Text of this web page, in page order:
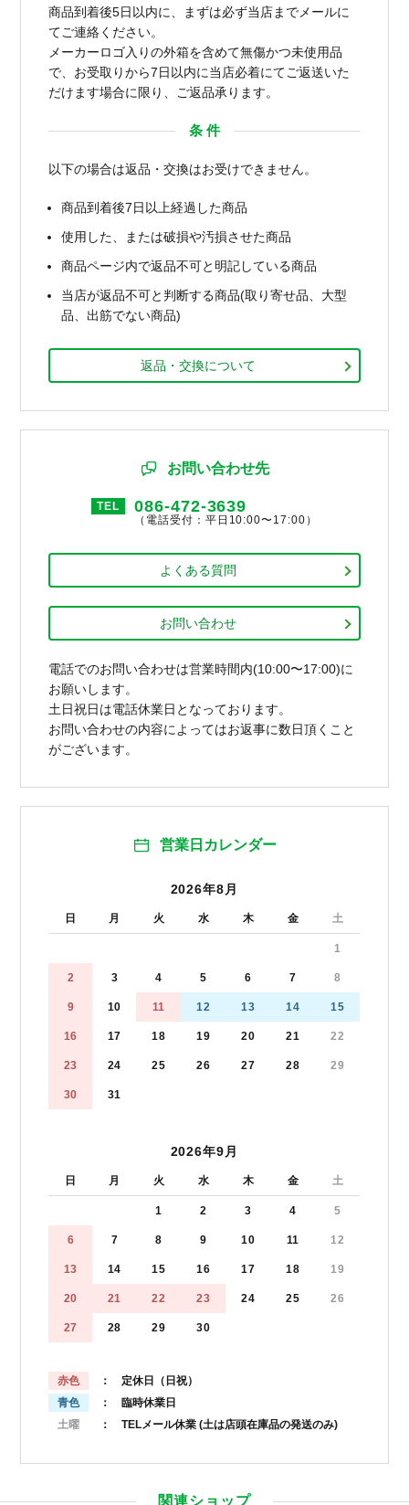
商品到着後5日以内に、まずは必ず当店までメールに
てご連絡ください。
メーカーロゴ入りの外箱を含めて無傷かつ未使用品
で、お受取りから7日以内に当店必着にてご返送いた
だけます場合に限り、ご返品承ります。
条 件
以下の場合は返品・交換はお受けできません。
商品到着後7日以上経過した商品
使用した、または破損や汚損させた商品
商品ページ内で返品不可と明記している商品
当店が返品不可と判断する商品(取り寄せ品、大型
品、出筋でない商品)
返品・交換について
お問い合わせ先
TEL 086-472-3639
（電話受付：平日10:00〜17:00）
よくある質問
お問い合わせ
電話でのお問い合わせは営業時間内(10:00〜17:00)に
お願いします。
土日祝日は電話休業日となっております。
お問い合わせの内容によってはお返事に数日頂くこと
がございます。
営業日カレンダー
2026年8月
日 月 火 水 木 金 土
1
2 3 4 5 6 7 8
9 10 11 12 13 14 15
16 17 18 19 20 21 22
23 24 25 26 27 28 29
30 31
2026年9月
日 月 火 水 木 金 土
1 2 3 4 5
6 7 8 9 10 11 12
13 14 15 16 17 18 19
20 21 22 23 24 25 26
27 28 29 30
赤色
： 定休日（日祝）
青色
： 臨時休業日
土曜
： TELメール休業 (土は店頭在庫品の発送のみ)
関連ショップ